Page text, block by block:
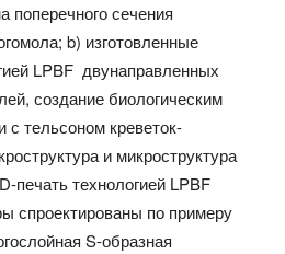
поперечного сечения
b) изготовленные
LPBF двунаправленных
создание биологическим
с тельсоном креветок-
и микроструктура
печать технологией LPBF
спроектированы по примеру
S-образная